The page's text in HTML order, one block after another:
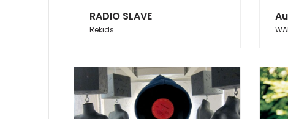
RADIO SLAVE
Rekids